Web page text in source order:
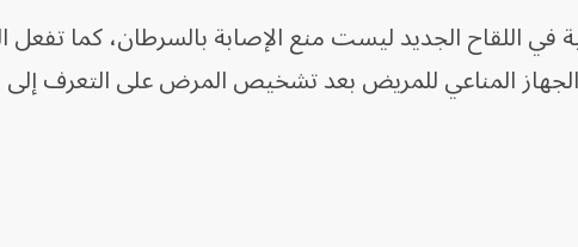
في اللقاح الجديد ليست منع الإصابة بالسرطان، كما تفعل
المناعي للمريض بعد تشخيص المرض على التعرف إلى